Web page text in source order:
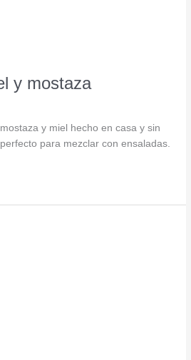
y mostaza
y miel hecho en casa y sin
para mezclar con ensaladas.